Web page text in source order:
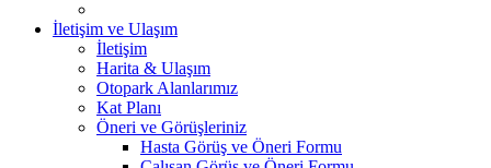
İletişim ve Ulaşım
İletişim
Harita & Ulaşım
Otopark Alanlarımız
Kat Planı
Öneri ve Görüşleriniz
Hasta Görüş ve Öneri Formu